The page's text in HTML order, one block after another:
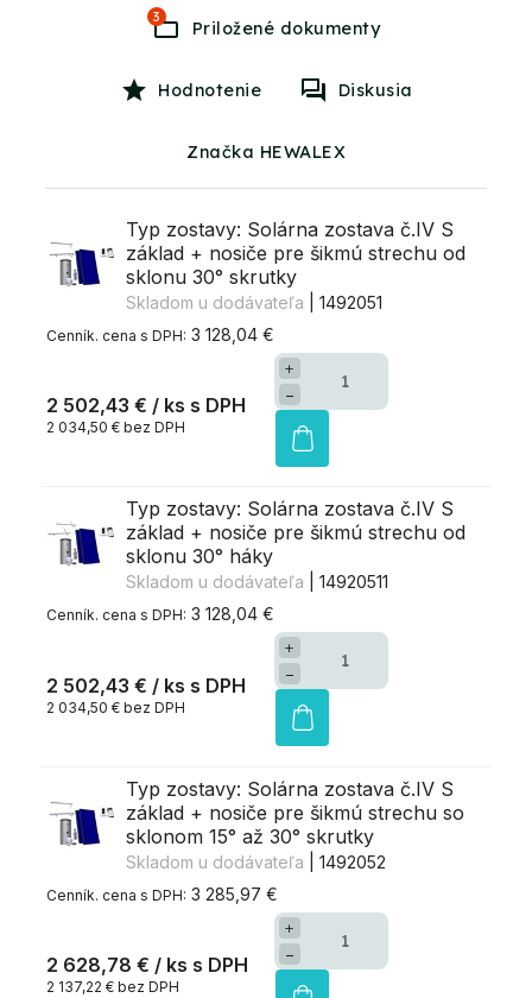
3
Hodnotenie Diskusia
Značka HEWALEX
Typ zostavy: Solárna zostava č.IV S
základ + nosiče pre šikmú strechu od
sklonu 30° skrutky
Skladom u dodávateľa
| 1492051
3 128,04 €
2 502,43 € / ks
2 034,50 € bez DPH
+
−
Typ zostavy: Solárna zostava č.IV S
základ + nosiče pre šikmú strechu od
sklonu 30° háky
Skladom u dodávateľa
| 14920511
3 128,04 €
2 502,43 € / ks
2 034,50 € bez DPH
+
−
Typ zostavy: Solárna zostava č.IV S
základ + nosiče pre šikmú strechu so
sklonom 15° až 30° skrutky
Skladom u dodávateľa
| 1492052
3 285,97 €
2 628,78 € / ks
2 137,22 € bez DPH
+
−